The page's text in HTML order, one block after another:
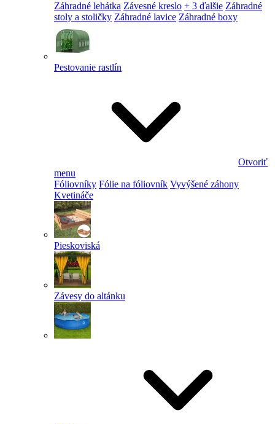
Záhradné lehátka Závesné kreslo + 3 ďalšie Záhradné
stoly a stoličky Záhradné lavice Záhradné boxy
Pestovanie rastlín
Otvoriť
menu
Fóliovníky Fólie na fóliovník Vyvýšené záhony
Kvetináče
Pieskoviská
Závesy do altánku